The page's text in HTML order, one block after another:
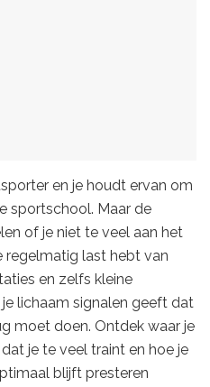
en je houdt ervan om
sportschool. Maar de
of je niet te veel aan het
regelmatig last hebt van
en zelfs kleine
lichaam signalen geeft dat
moet doen. Ontdek waar je
je te veel traint en hoe je
blijft presteren